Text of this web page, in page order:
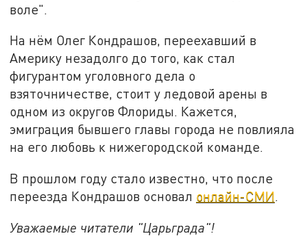
воле".
На нём Олег Кондрашов, переехавший в
Америку незадолго до того, как стал
фигурантом уголовного дела о
взяточничестве, стоит у ледовой арены в
одном из округов Флориды. Кажется,
эмиграция бывшего главы города не повлияла
на его любовь к нижегородской команде.
В прошлом году стало известно, что после
переезда Кондрашов основал онлайн-СМИ.
Уважаемые читатели "Царьграда"!